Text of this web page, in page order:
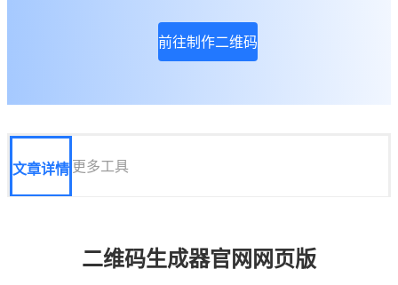
前往制作二维码
文章详情更多工具
二维码生成器官网网页版